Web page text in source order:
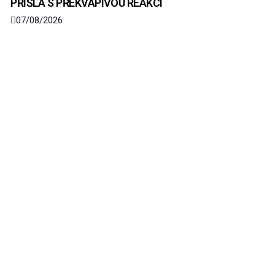
PŘIŠLA S PŘEKVAPIVOU REAKCÍ
07/08/2026